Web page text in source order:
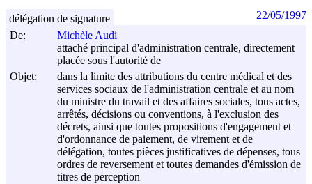
De:
Michèle Audi
attaché principal d'administration centrale, directement
placée sous l'autorité de
Objet:
dans la limite des attributions du centre médical et des
services sociaux de l'administration centrale et au nom
du ministre du travail et des affaires sociales, tous actes,
arrêtés, décisions ou conventions, à l'exclusion des
décrets, ainsi que toutes propositions d'engagement et
d'ordonnance de paiement, de virement et de
délégation, toutes pièces justificatives de dépenses, tous
ordres de reversement et toutes demandes d'émission de
titres de perception
délégation de signature 22/05/1997